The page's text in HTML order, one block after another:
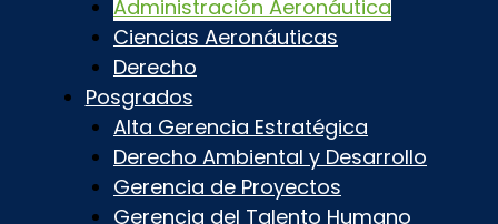
Administración Aeronáutica
Ciencias Aeronáuticas
Derecho
Posgrados
Alta Gerencia Estratégica
Derecho Ambiental y Desarrollo
Gerencia de Proyectos
Gerencia del Talento Humano